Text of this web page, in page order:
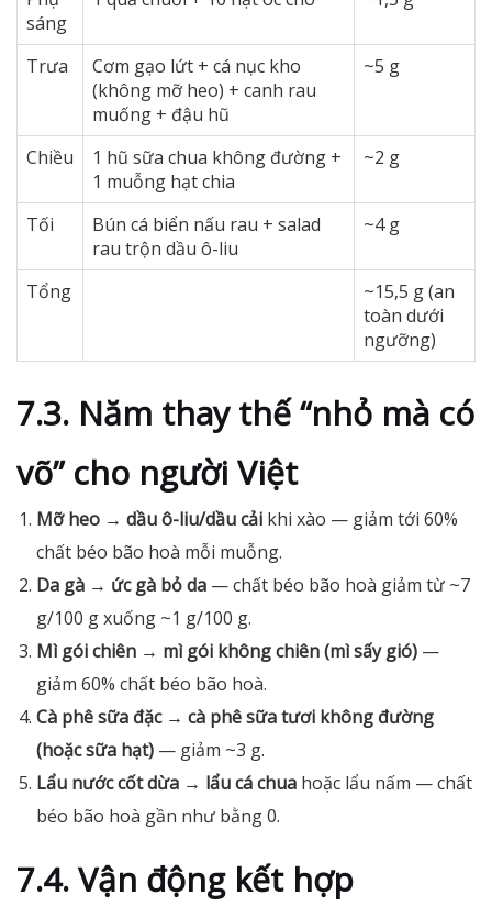
sáng
Trưa
Cơm gạo lứt + cá nục kho
(không mỡ heo) + canh rau
muống + đậu hũ
~5 g
Chiều
1 hũ sữa chua không đường +
1 muỗng hạt chia
~2 g
Tối
Bún cá biển nấu rau + salad
rau trộn dầu ô-liu
~4 g
Tổng
~15,5 g (an
toàn dưới
ngưỡng)
7.3. Năm thay thế “nhỏ mà có
võ” cho người Việt
Mỡ heo → dầu ô-liu/dầu cải khi xào — giảm tới 60%
chất béo bão hoà mỗi muỗng.
Da gà → ức gà bỏ da — chất béo bão hoà giảm từ ~7
g/100 g xuống ~1 g/100 g.
Mì gói chiên → mì gói không chiên (mì sấy gió) —
giảm 60% chất béo bão hoà.
Cà phê sữa đặc → cà phê sữa tươi không đường
(hoặc sữa hạt) — giảm ~3 g.
Lẩu nước cốt dừa → lẩu cá chua hoặc lẩu nấm — chất
béo bão hoà gần như bằng 0.
7.4. Vận động kết hợp